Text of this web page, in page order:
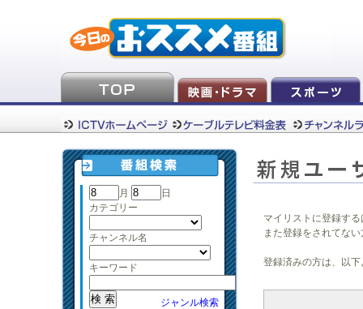
月
日
カテゴリー
チャンネル名
キーワード
ジャンル検索
マイリストに登録す
また登録をされてな
登録済みの方は、以